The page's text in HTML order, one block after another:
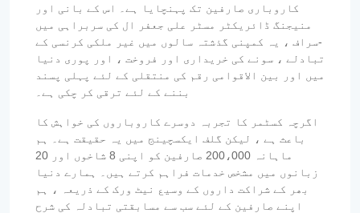
کاروباری صارفین تک پہنچایا ہے۔ اس کے بانی اور
منیجنگ ڈائریکٹر مسٹر علی جعفر ال کی سربراہی میں
-سراف ، یہ کمپنی گذشتہ سالوں میں غیر ملکی کرنسی کے
تبادلے ، سونے کی خریداری اور فروخت ، اور پوری دنیا
میں اور بین الاقوامی رقم کی منتقلی کے لئے پہلی پسند
بننے کے لئے ترقی کر چکی ہے۔
اگرچہ کسٹمر کا تجربہ دوسرے کاروباروں کی خواہش کا
باعث ہے ، لیکن گلف ایکسچینج میں یہ حقیقت ہے۔ ہم
ماہانہ 200،000 صارفین کو اپنی 8 شاخوں اور 20
زبانوں میں مشخص خدمات فراہم کرتے ہیں۔ ہمارے دنیا
بھر کے شراکت داروں کے وسیع نیٹ ورک کے ذریعہ ، ہم
اپنے صارفین کے لئے سب سے مسابقتی تبادلہ کی شرح